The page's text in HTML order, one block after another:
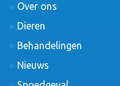
Over ons
Dieren
Behandelingen
Nieuws